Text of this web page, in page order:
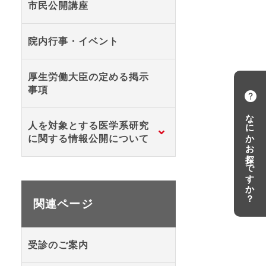
なにかお探しですか？
市民公開講座
院内行事・イベント
厚生労働大臣の定める掲示
事項
人を対象とする医学系研究
に関する情報公開について
関連ページ
受診のご案内